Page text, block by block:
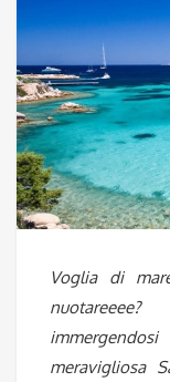
Voglia di
meravigliosa